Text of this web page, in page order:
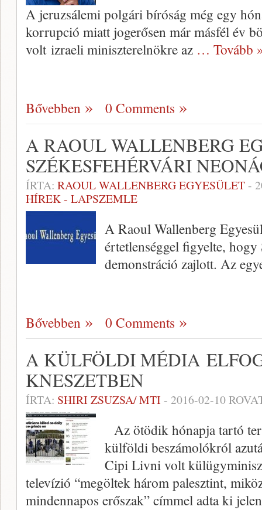
A jeruzsálemi polgári bíróság még egy
korrupció miatt jogerősen már másfél év
volt izraeli miniszterelnökre az … Tovább
Bővebben 0 Comments
A RAOUL WALLENBERG
SZÉKESFEHÉRVÁRI
ÍRTA: RAOUL WALLENBERG EGYESÜLET-
HÍREK - LAPSZEMLE
A Raoul Wallenberg
értetlenséggel figyelte,
demonstráció zajlott. Az
Bővebben 0 Comments
A KÜLFÖLDI MÉDIA
KNESZETBEN
ÍRTA: SHIRI ZSUZSA/ MTI - 2016-02-10
Az ötödik hónapja tartó
külföldi beszámolókról
Cipi Livni volt
televízió “megöltek három palesztint,
mindennapos erőszak” címmel adta ki